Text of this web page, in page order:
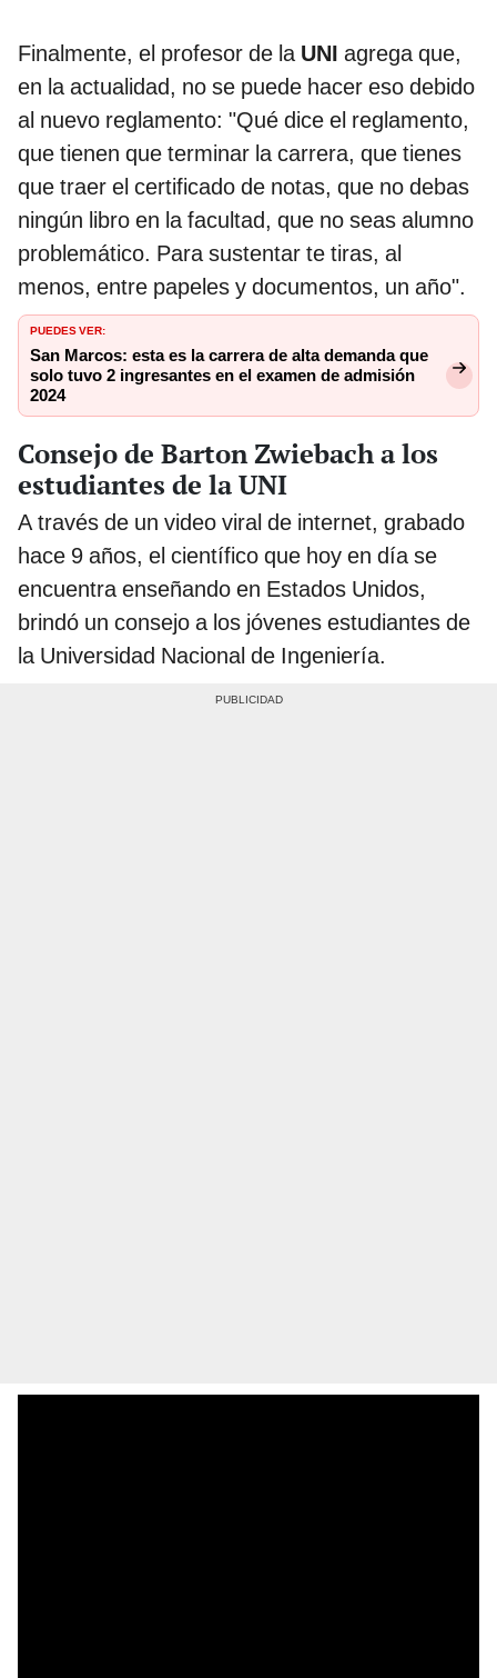
Finalmente, el profesor de la UNI agrega que,
en la actualidad, no se puede hacer eso debido
al nuevo reglamento: "Qué dice el reglamento,
que tienen que terminar la carrera, que tienes
que traer el certificado de notas, que no debas
ningún libro en la facultad, que no seas alumno
problemático. Para sustentar te tiras, al
menos, entre papeles y documentos, un año".
PUEDES VER:
San Marcos: esta es la carrera de alta demanda que
solo tuvo 2 ingresantes en el examen de admisión
2024
Consejo de Barton Zwiebach a los
estudiantes de la UNI
A través de un video viral de internet, grabado
hace 9 años, el científico que hoy en día se
encuentra enseñando en Estados Unidos,
brindó un consejo a los jóvenes estudiantes de
la Universidad Nacional de Ingeniería.